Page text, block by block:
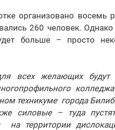
организовано восемь
260 человек.
больше – просто
всех желающих будут
техникуме города
силовые – туда
на территории